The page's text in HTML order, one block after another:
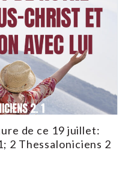
de ce 19 juillet:
2 Thessaloniciens 2